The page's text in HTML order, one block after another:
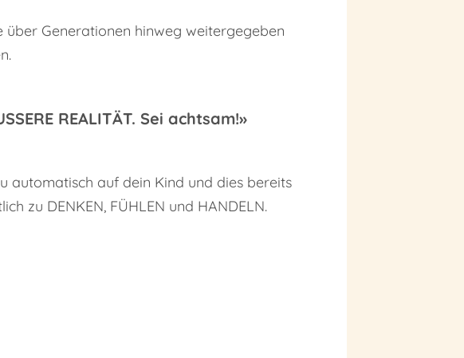
über Generationen hinweg weitergegeben
REALITÄT. Sei achtsam!»
automatisch auf dein Kind und dies bereits
zu DENKEN, FÜHLEN und HANDELN.